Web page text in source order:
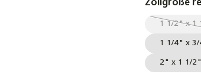
Zollgröße
1 1/2" x 1
1 1/4" x 3/
2" x 1 1/2"